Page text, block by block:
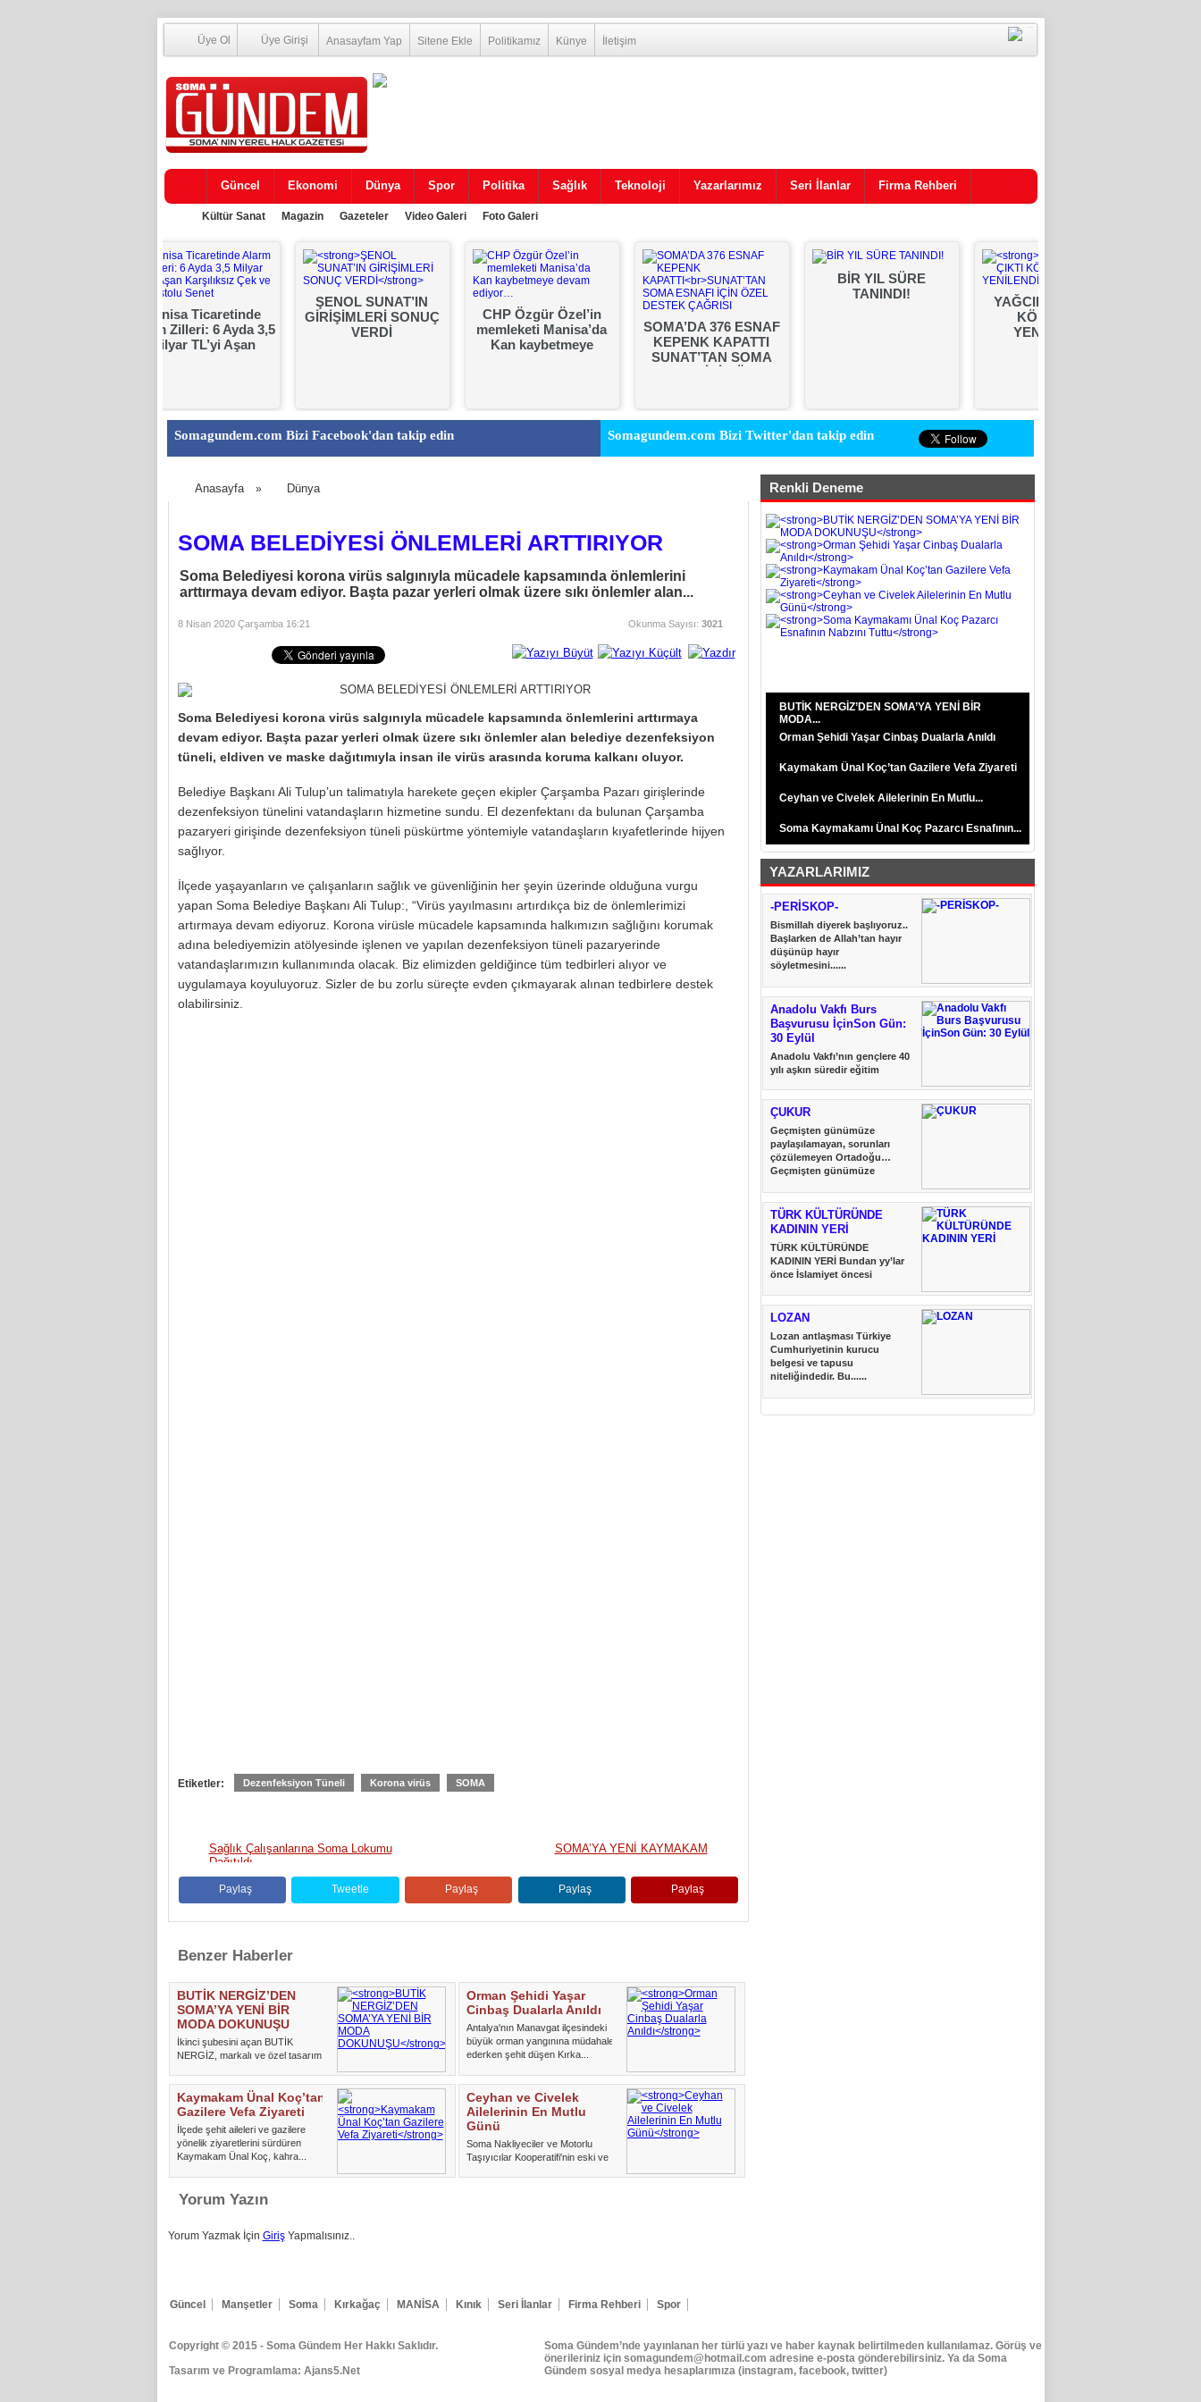
Üye Ol Üye Girişi Anasayfam Yap Sitene Ekle Politikamız Künye İletişim
Güncel Ekonomi Dünya Spor Politika Sağlık Teknoloji Yazarlarımız Seri İlanlar Firma Rehberi
Kültür Sanat Magazin Gazeteler Video Galeri Foto Galeri
Manisa Ticaretinde
Alarm Zilleri: 6 Ayda 3,5
Milyar TL’yi Aşan
ŞENOL SUNAT’IN
GİRİŞİMLERİ SONUÇ
VERDİ
CHP Özgür Özel’in
memleketi Manisa’da
Kan kaybetmeye
SOMA’DA 376 ESNAF
KEPENK KAPATTI
SUNAT’TAN SOMA
BİR YIL SÜRE
TANINDI!
YAĞCILI SU ÇIKTI
KÖPRÜSÜ
YENİLENDİ!
Somagundem.com Bizi Facebook'dan takip edin Somagundem.com Bizi Twitter'dan takip edin
Anasayfa » Dünya
SOMA BELEDİYESİ ÖNLEMLERİ ARTTIRIYOR
Soma Belediyesi korona virüs salgınıyla mücadele kapsamında önlemlerini
arttırmaya devam ediyor. Başta pazar yerleri olmak üzere sıkı önlemler alan...
8 Nisan 2020 Çarşamba 16:21 Okunma Sayısı: 3021
Soma Belediyesi korona virüs salgınıyla mücadele kapsamında önlemlerini arttırmaya
devam ediyor. Başta pazar yerleri olmak üzere sıkı önlemler alan belediye dezenfeksiyon
tüneli, eldiven ve maske dağıtımıyla insan ile virüs arasında koruma kalkanı oluyor.
Belediye Başkanı Ali Tulup’un talimatıyla harekete geçen ekipler Çarşamba Pazarı girişlerinde
dezenfeksiyon tünelini vatandaşların hizmetine sundu. El dezenfektanı da bulunan Çarşamba
pazaryeri girişinde dezenfeksiyon tüneli püskürtme yöntemiyle vatandaşların kıyafetlerinde hijyen
sağlıyor.
İlçede yaşayanların ve çalışanların sağlık ve güvenliğinin her şeyin üzerinde olduğuna vurgu
yapan Soma Belediye Başkanı Ali Tulup:, “Virüs yayılmasını artırdıkça biz de önlemlerimizi
artırmaya devam ediyoruz. Korona virüsle mücadele kapsamında halkımızın sağlığını korumak
adına belediyemizin atölyesinde işlenen ve yapılan dezenfeksiyon tüneli pazaryerinde
vatandaşlarımızın kullanımında olacak. Biz elimizden geldiğince tüm tedbirleri alıyor ve
uygulamaya koyuluyoruz. Sizler de bu zorlu süreçte evden çıkmayarak alınan tedbirlere destek
olabilirsiniz.
Etiketler: Dezenfeksiyon Tüneli Korona virüs SOMA
Sağlık Çalışanlarına Soma Lokumu
Dağıtıldı
SOMA’YA YENİ KAYMAKAM
Paylaş Tweetle Paylaş Paylaş Paylaş
Benzer Haberler
BUTİK NERGİZ’DEN
SOMA’YA YENİ BİR
MODA DOKUNUŞU
İkinci şubesini açan BUTİK
NERGİZ, markalı ve özel tasarım
Orman Şehidi Yaşar
Cinbaş Dualarla Anıldı
Antalya'nın Manavgat ilçesindeki
büyük orman yangınına müdahale
ederken şehit düşen Kırka...
Kaymakam Ünal Koç’tan
Gazilere Vefa Ziyareti
İlçede şehit aileleri ve gazilere
yönelik ziyaretlerini sürdüren
Kaymakam Ünal Koç, kahra...
Ceyhan ve Civelek
Ailelerinin En Mutlu
Günü
Soma Nakliyeciler ve Motorlu
Taşıyıcılar Kooperatifi'nin eski ve
Yorum Yazın
Yorum Yazmak İçin GirişYapmalısınız..
Renkli Deneme
BUTİK NERGİZ’DEN SOMA’YA YENİ BİR
MODA...
Orman Şehidi Yaşar Cinbaş Dualarla Anıldı
Kaymakam Ünal Koç’tan Gazilere Vefa Ziyareti
Ceyhan ve Civelek Ailelerinin En Mutlu...
Soma Kaymakamı Ünal Koç Pazarcı Esnafının...
YAZARLARIMIZ
-PERİSKOP-
Bismillah diyerek başlıyoruz..
Başlarken de Allah’tan hayır
düşünüp hayır
söyletmesini......
Anadolu Vakfı Burs
Başvurusu İçinSon Gün:
30 Eylül
Anadolu Vakfı’nın gençlere 40
yılı aşkın süredir eğitim
ÇUKUR
Geçmişten günümüze
paylaşılamayan, sorunları
çözülemeyen Ortadoğu…
Geçmişten günümüze
TÜRK KÜLTÜRÜNDE
KADININ YERİ
TÜRK KÜLTÜRÜNDE
KADININ YERİ Bundan yy’lar
önce İslamiyet öncesi
LOZAN
Lozan antlaşması Türkiye
Cumhuriyetinin kurucu
belgesi ve tapusu
niteliğindedir. Bu......
Güncel Manşetler Soma Kırkağaç MANİSA Kınık Seri İlanlar Firma Rehberi Spor
Soma Gündem’nde yayınlanan her türlü yazı ve haber kaynak belirtilmeden kullanılamaz. Görüş ve
önerileriniz için somagundem@hotmail.com adresine e-posta gönderebilirsiniz. Ya da Soma
Gündem sosyal medya hesaplarımıza (instagram, facebook, twitter)
Copyright © 2015- Soma Gündem Her Hakkı Saklıdır.
Tasarım ve Programlama: Ajans5.Net